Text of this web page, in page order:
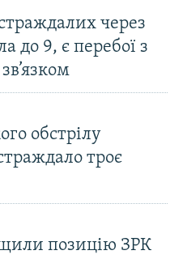
через
до 9, є перебої з
обстрілу
троє
позицію ЗРК